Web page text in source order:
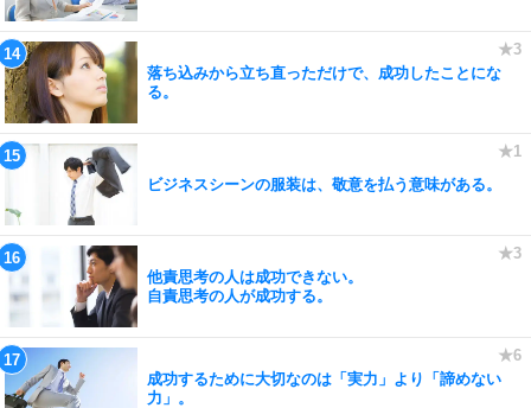
落ち込みから立ち直っただけで、成功したことにな
る。
ビジネスシーンの服装は、敬意を払う意味がある。
他責思考の人は成功できない。
自責思考の人が成功する。
成功するために大切なのは「実力」より「諦めない
力」。